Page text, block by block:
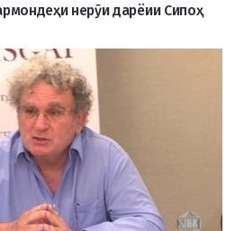
нерӯи дарёии Сипоҳ